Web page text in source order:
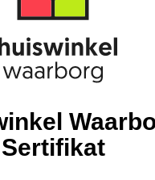
Sertifikat